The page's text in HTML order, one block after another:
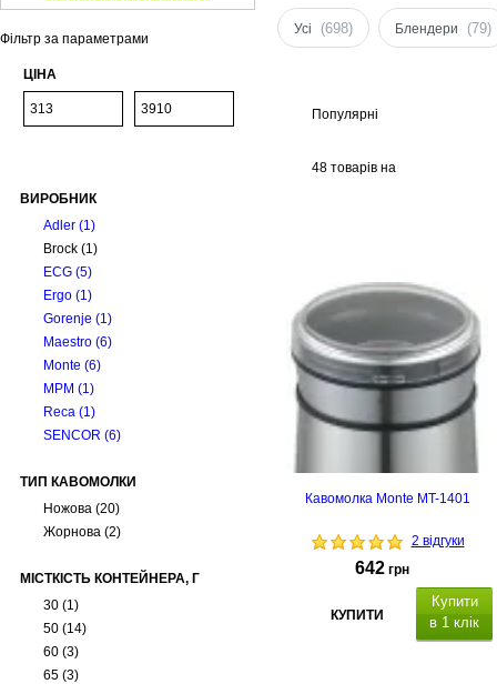
Фільтр за параметрами
ЦІНА
ВИРОБНИК
Adler (1)
Brock (1)
ECG (5)
Ergo (1)
Gorenje (1)
Maestro (6)
Monte (6)
MPM (1)
Reca (1)
SENCOR (6)
ТИП КАВОМОЛКИ
Ножова (20)
Жорнова (2)
МІСТКІСТЬ КОНТЕЙНЕРА, Г
30 (1)
50 (14)
60 (3)
65 (3)
Усі (698) Блендери (79)
Популярні
48 товарів на
Кавомолка Monte MT-1401
2 відгуки
642 грн
КУПИТИ
Купити
в 1 клік